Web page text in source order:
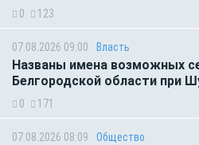
0 123
07.08.2026 09:00 Власть
Названы имена возможных
Белгородской области при
0 171
07.08.2026 08:09 Общество